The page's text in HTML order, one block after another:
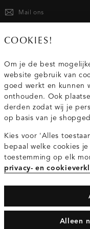
Mail ons
Service
Wij zijn Costes
Topcategorieën voor jou
Privacy- en
COOKIES!
Om je de best
website gebruik van
goed werkt en kunnen
onthouden. Ook
derden zodat wij je
op basis van je
Kies voor 'Alles
bepaal welke cookies
toestemming op elk
privacy- en
Alleen